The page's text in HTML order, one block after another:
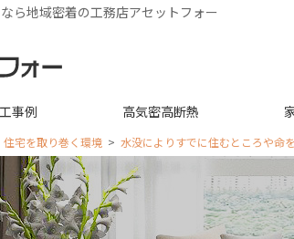
ら地域密着の工務店アセットフォー
事例 高気密高断熱
住宅を取り巻く環境 水没によりすでに住むところや命